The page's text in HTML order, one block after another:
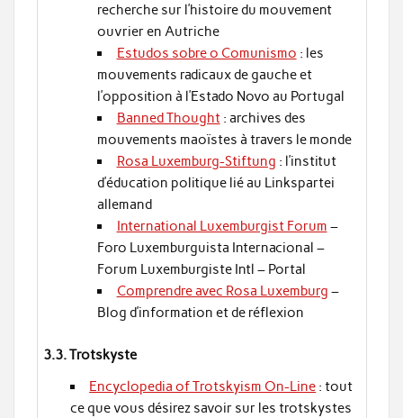
recherche sur l’histoire du mouvement
ouvrier en Autriche
Estudos sobre o Comunismo : les
mouvements radicaux de gauche et
l’opposition à l’Estado Novo au Portugal
Banned Thought: archives des
mouvements maoïstes à travers le monde
Rosa Luxemburg-Stiftung : l’institut
d’éducation politique lié au Linkspartei
allemand
International Luxemburgist Forum –
Foro Luxemburguista Internacional –
Forum Luxemburgiste Intl – Portal
Comprendre avec Rosa Luxemburg –
Blog d’information et de réflexion
3.3. Trotskyste
Encyclopedia of Trotskyism On-Line : tout
ce que vous désirez savoir sur les trotskystes